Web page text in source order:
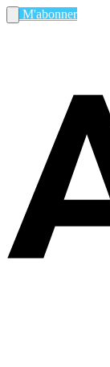
M'abonner